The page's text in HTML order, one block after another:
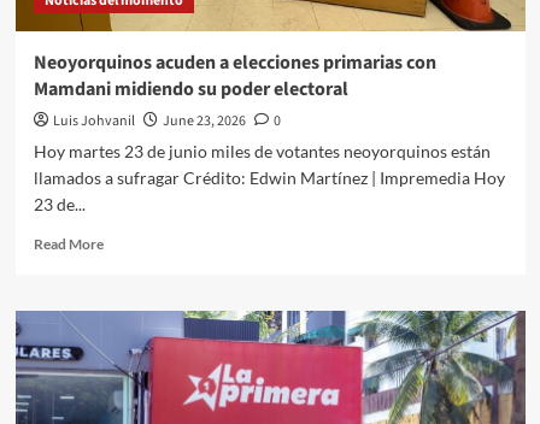
Neoyorquinos acuden a elecciones primarias con
Mamdani midiendo su poder electoral
Luis Johvanil June 23, 2026
0
Hoy martes 23 de junio miles de votantes neoyorquinos están
llamados a sufragar Crédito: Edwin Martínez | Impremedia Hoy
23 de...
Read More